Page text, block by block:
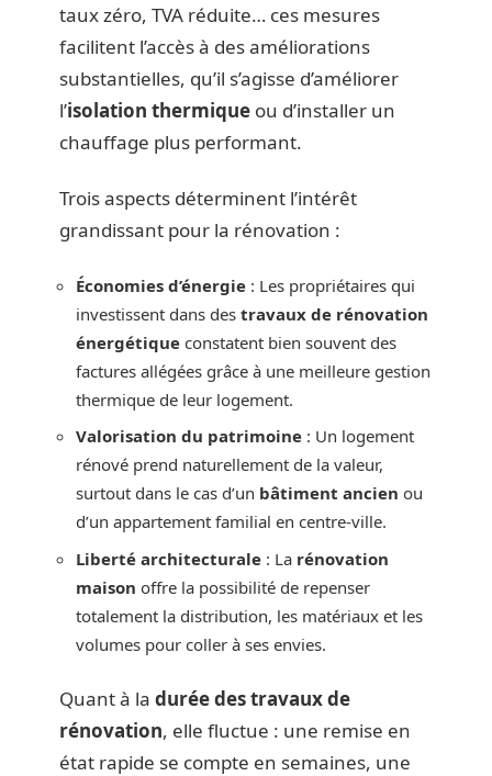
taux zéro, TVA réduite… ces mesures
facilitent l’accès à des améliorations
substantielles, qu’il s’agisse d’améliorer
l’isolation thermique ou d’installer un
chauffage plus performant.
Trois aspects déterminent l’intérêt
grandissant pour la rénovation :
Économies d’énergie : Les propriétaires qui
investissent dans des travaux de rénovation
énergétique constatent bien souvent des
factures allégées grâce à une meilleure gestion
thermique de leur logement.
Valorisation du patrimoine : Un logement
rénové prend naturellement de la valeur,
surtout dans le cas d’un bâtiment ancien ou
d’un appartement familial en centre-ville.
Liberté architecturale : La rénovation
maison offre la possibilité de repenser
totalement la distribution, les matériaux et les
volumes pour coller à ses envies.
Quant à la durée des travaux de
rénovation, elle fluctue : une remise en
état rapide se compte en semaines, une